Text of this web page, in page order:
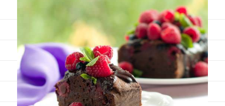
Sans gluten
Sans lactose
Sans sel
Sauces et accompagnements